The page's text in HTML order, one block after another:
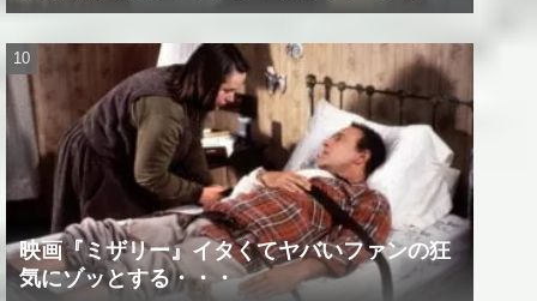
ィ！？
映画『ミザリー』イタくてヤバいファンの狂
気にゾッとする・・・